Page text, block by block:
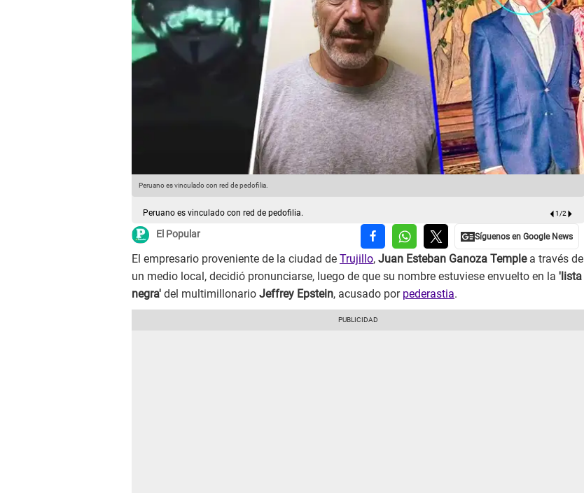
Peruano es vinculado con red de pedofilia.
Peruano es vinculado con red de pedofilia. 1 /2
El Popular
El empresario proveniente de la ciudad de Trujillo, Juan Esteban Ganoza Temple a través de
un medio local, decidió pronunciarse, luego de que su nombre estuviese envuelto en la 'lista
negra' del multimillonario Jeffrey Epstein, acusado por pederastia.